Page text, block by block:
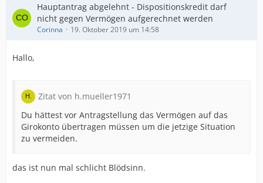
Hauptantrag abgelehnt - Dispositionskredit darf
nicht gegen Vermögen aufgerechnet werden
Corinna 19. Oktober 2019 um 14:58
Hallo,
Zitat von h.mueller1971
Du hättest vor Antragstellung das Vermögen auf das
Girokonto übertragen müssen um die jetzige Situation
zu vermeiden.
das ist nun mal schlicht Blödsinn.